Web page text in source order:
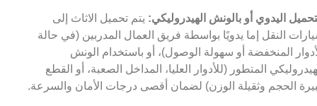
اليدوي أو بالونش الهيدروليكي: يتم تحميل الاثاث إلى
النقل إما يدويًا بواسطة فريق العمال المدربين (في حالة
المنخفضة أو سهولة الوصول)، أو باستخدام الونش
المتطور (للأدوار العليا، المداخل الصعبة، أو القطع
الحجم وثقيلة الوزن) لضمان أقصى درجات الأمان والسرعة.